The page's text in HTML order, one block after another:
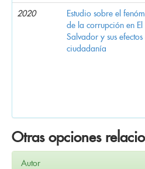
2020
Estudio sobre el
de la corrupción en El
Salvador y sus efectos
ciudadanía
Otras opciones
Autor